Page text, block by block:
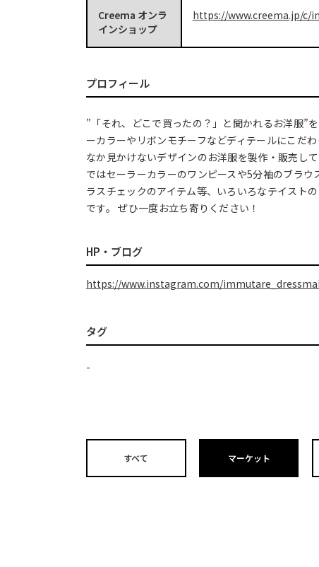
Creema オンラ
インショップ
https://www.creema.jp/c/
プロフィール
”「それ、どこで買ったの？」と聞かれるお洋服”
ーカラーやリボンモチーフなどディテールにこだ
なか見かけないデザインのお洋服を製作・販売し
ではセーラーカラーのワンピースや5分袖のブラウ
ラスチェックのアイテム等、いろいろなテイスト
です。 ぜひ一度お立ち寄りください！
HP・ブログ
https://www.instagram.com/
タグ
-
すべて マーケット